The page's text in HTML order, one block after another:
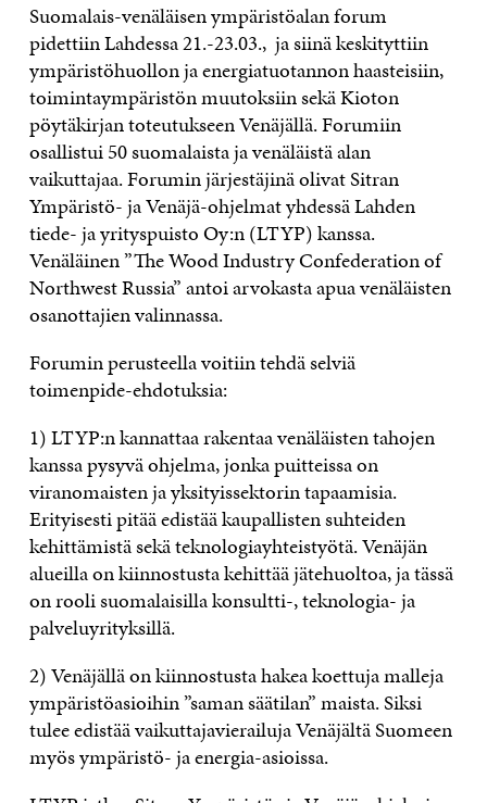
Suomalais-venäläisen ympäristöalan forum
pidettiin Lahdessa 21.-23.03., ja siinä keskityttiin
ympäristöhuollon ja energiatuotannon haasteisiin,
toimintaympäristön muutoksiin sekä Kioton
pöytäkirjan toteutukseen Venäjällä. Forumiin
osallistui 50 suomalaista ja venäläistä alan
vaikuttajaa. Forumin järjestäjinä olivat Sitran
Ympäristö- ja Venäjä-ohjelmat yhdessä Lahden
tiede- ja yrityspuisto Oy:n (LTYP) kanssa.
Venäläinen ”The Wood Industry Confederation of
Northwest Russia” antoi arvokasta apua venäläisten
osanottajien valinnassa.
Forumin perusteella voitiin tehdä selviä
toimenpide-ehdotuksia:
1) LTYP:n kannattaa rakentaa venäläisten tahojen
kanssa pysyvä ohjelma, jonka puitteissa on
viranomaisten ja yksityissektorin tapaamisia.
Erityisesti pitää edistää kaupallisten suhteiden
kehittämistä sekä teknologiayhteistyötä. Venäjän
alueilla on kiinnostusta kehittää jätehuoltoa, ja tässä
on rooli suomalaisilla konsultti-, teknologia- ja
palveluyrityksillä.
2) Venäjällä on kiinnostusta hakea koettuja malleja
ympäristöasioihin ”saman säätilan” maista. Siksi
tulee edistää vaikuttajavierailuja Venäjältä Suomeen
myös ympäristö- ja energia-asioissa.